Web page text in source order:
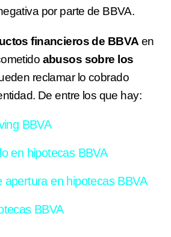
por parte de BBVA.
financieros de BBVA en
abusos sobre los
reclamar lo cobrado
De entre los que hay:
BBVA
en hipotecas BBVA
apertura en hipotecas BBVA
BBVA